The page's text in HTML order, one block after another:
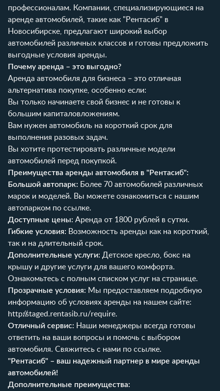
профессионалам. Компании, специализирующиеся на
аренде автомобилей, такие как "Рентасиб" в
Новосибирске, предлагают широкий выбор
автомобилей различных классов и готовы предложить
выгодные условия аренды.
Почему аренда – это выгодно?
Аренда автомобиля для бизнеса – это отличная
альтернатива покупке, особенно если:
Вы только начинаете свой бизнес и не готовы к
большим капиталовложениям.
Вам нужен автомобиль на короткий срок для
выполнения разовых задач.
Вы хотите протестировать различные модели
автомобилей перед покупкой.
Преимущества аренды автомобиля в "Рентасиб":
Большой автопарк: Более 70 автомобилей различных
марок и моделей. Вы можете ознакомиться с нашим
автопарком по ссылке.
Доступные цены: Аренда от 1800 рублей в сутки.
Гибкие условия: Возможность аренды как на короткий,
так и на длительный срок.
Дополнительные услуги: Детское кресло, бокс на
крышу и другие услуги для вашего комфорта.
Ознакомьтесь с полным списком услуг на странице.
Прозрачные условия: Мы предоставляем подробную
информацию об условиях аренды на нашем сайте:
http://staged.rentasib.ru/require.
Отличный сервис: Наши менеджеры всегда готовы
ответить на ваши вопросы и помочь с выбором
автомобиля. Свяжитесь с нами по ссылке.
"Рентасиб" – ваш надежный партнер в мире аренды
автомобилей!
Дополнительные преимущества: